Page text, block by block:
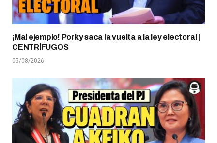
¡Mal ejemplo! Porky saca la vuelta a la ley electoral |
CENTRÍFUGOS
05/08/2026